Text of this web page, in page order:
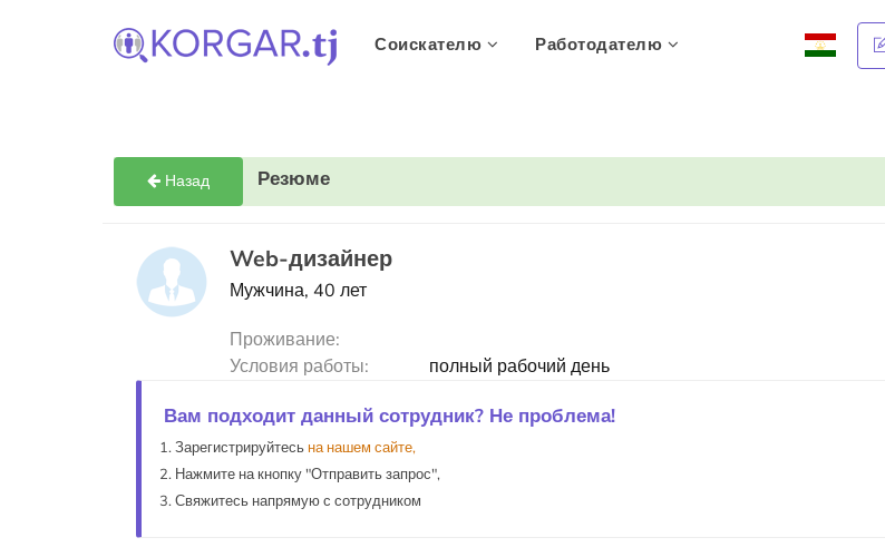
Соискателю Работодателю
Назад Резюме
Web-дизайнер
Мужчина, 40 лет
Проживание:
Условия работы:
полный рабочий день
Вам подходит данный сотрудник? Не проблема!
Зарегистрируйтесьна нашем сайте,
Нажмите на кнопку "Отправить запрос",
Свяжитесь напрямую с сотрудником